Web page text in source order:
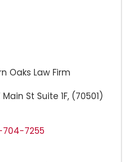
Oaks Law Firm
Main St Suite 1F, (70501)
704-7255